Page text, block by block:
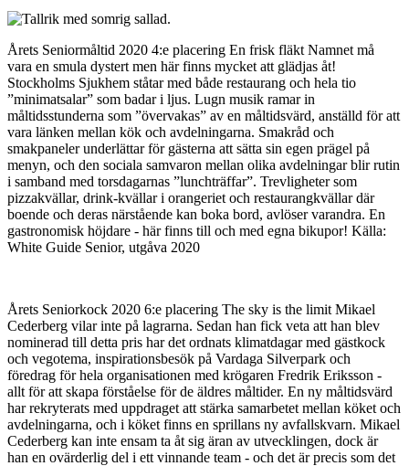
Årets Seniormåltid 2020 4:e placering En frisk fläkt Namnet må
vara en smula dystert men här finns mycket att glädjas åt!
Stockholms Sjukhem ståtar med både restaurang och hela tio
”minimatsalar” som badar i ljus. Lugn musik ramar in
måltidsstunderna som ”övervakas” av en måltidsvärd, anställd för att
vara länken mellan kök och avdelningarna. Smakråd och
smakpaneler underlättar för gästerna att sätta sin egen prägel på
menyn, och den sociala samvaron mellan olika avdelningar blir rutin
i samband med torsdagarnas ”lunchträffar”. Trevligheter som
pizzakvällar, drink-kvällar i orangeriet och restaurangkvällar där
boende och deras närstående kan boka bord, avlöser varandra. En
gastronomisk höjdare - här finns till och med egna bikupor! Källa:
White Guide Senior, utgåva 2020
Årets Seniorkock 2020 6:e placering The sky is the limit Mikael
Cederberg vilar inte på lagrarna. Sedan han fick veta att han blev
nominerad till detta pris har det ordnats klimatdagar med gästkock
och vegotema, inspirationsbesök på Vardaga Silverpark och
föredrag för hela organisationen med krögaren Fredrik Eriksson -
allt för att skapa förståelse för de äldres måltider. En ny måltidsvärd
har rekryterats med uppdraget att stärka samarbetet mellan köket och
avdelningarna, och i köket finns en sprillans ny avfallskvarn. Mikael
Cederberg kan inte ensam ta åt sig äran av utvecklingen, dock är
han en ovärderlig del i ett vinnande team - och det är precis som det